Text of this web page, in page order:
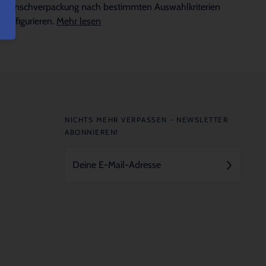
Wunschverpackung nach bestimmten Auswahlkriterien
konfigurieren. Mehr lesen
NICHTS MEHR VERPASSEN - NEWSLETTER
ABONNIEREN!